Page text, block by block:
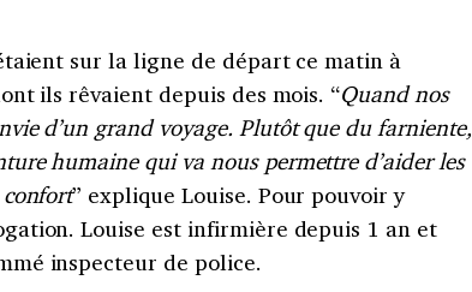
sur la ligne de départ ce matin à
ils rêvaient depuis des mois. “Quand nos
d’un grand voyage. Plutôt que du farniente,
humaine qui va nous permettre d’aider les
” explique Louise. Pour pouvoir y
Louise est infirmière depuis 1 an et
inspecteur de police.